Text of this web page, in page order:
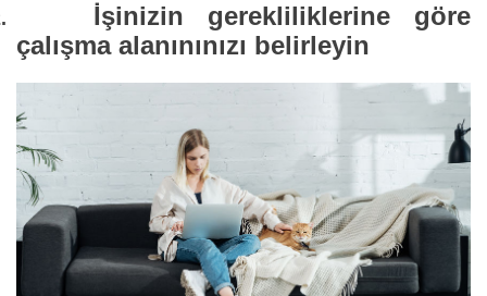
İşinizin gerekliliklerine göre
çalışma alanınınızı belirleyin